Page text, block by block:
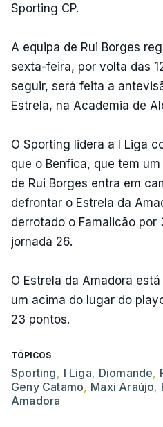
Sporting CP.
A equipa de Rui Borges
sexta-feira, por volta das
seguir, será feita a
Estrela, na Academia de
O Sporting lidera a I Liga
que o Benfica, que tem
de Rui Borges entra em
defrontar o Estrela da
derrotado o Famalicão por
jornada 26.
O Estrela da Amadora
um acima do lugar do
23 pontos.
TÓPICOS
Sporting, I Liga, Diomande,
Geny Catamo, Maxi Araújo,
Amadora